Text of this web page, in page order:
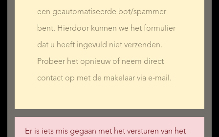
een geautomatiseerde bot/spammer
bent. Hierdoor kunnen we het formulier
dat u heeft ingevuld niet verzenden.
Probeer het opnieuw of neem direct
contact op met de makelaar via e-mail.
Er is iets mis gegaan met het versturen van het